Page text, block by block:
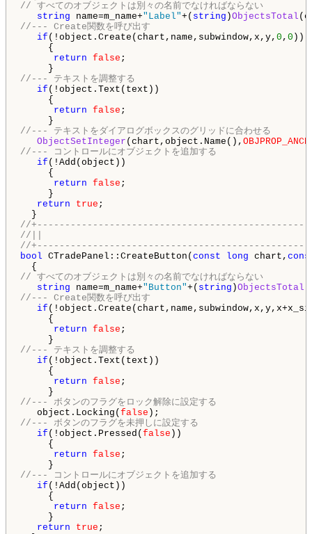
// すべてのオブジェクトは別々の名前でなければならない
string name=m_name+"Label"+( string )ObjectsTotal
//--- Create関数を呼び出す
if (!object.Create(chart,name,subwindow,x,y, 0 , 0 ))
{
return false ;
//--- テキストを調整する
if (!object.Text(text))
{
return false ;
//--- テキストをダイアログボックスのグリッドに合わせる
ObjectSetInteger (chart,object.Name(),
//--- コントロールにオブジェクトを追加する
if (!Add(object))
{
return false ;
}
return
true ;
//
//||
//
bool CTradePanel::CreateButton( const long chart,
// すべてのオブジェクトは別々の名前でなければならない
string name=m_name+"Button"+( string )ObjectsTotal
//--- Create関数を呼び出す
if
{
return false ;
//--- テキストを調整する
if (!object.Text(text))
{
return false ;
//--- ボタンのフラグをロック解除に設定する
object.Locking( false
//--- ボタンのフラグを未押しに設定する
if (!object.Pressed( false ))
{
return false ;
//--- コントロールにオブジェクトを追加する
if (!Add(object))
{
return false ;
}
return
true ;